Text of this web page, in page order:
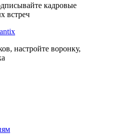
кадровые
встреч
настройте воронку,